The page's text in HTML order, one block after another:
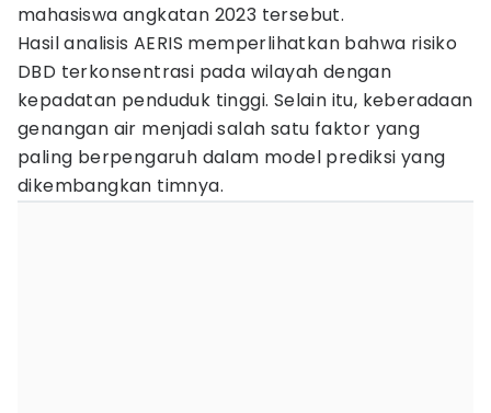
mahasiswa angkatan 2023 tersebut.
Hasil analisis AERIS memperlihatkan bahwa risiko
DBD terkonsentrasi pada wilayah dengan
kepadatan penduduk tinggi. Selain itu, keberadaan
genangan air menjadi salah satu faktor yang
paling berpengaruh dalam model prediksi yang
dikembangkan timnya.